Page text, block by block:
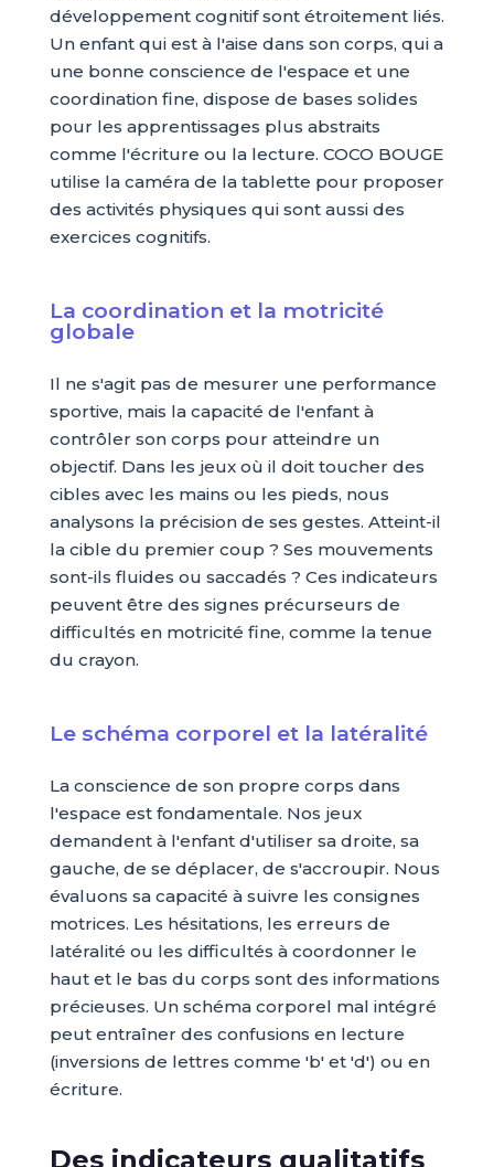
développement cognitif sont étroitement liés.
Un enfant qui est à l'aise dans son corps, qui a
une bonne conscience de l'espace et une
coordination fine, dispose de bases solides
pour les apprentissages plus abstraits
comme l'écriture ou la lecture. COCO BOUGE
utilise la caméra de la tablette pour proposer
des activités physiques qui sont aussi des
exercices cognitifs.
La coordination et la motricité
globale
Il ne s'agit pas de mesurer une performance
sportive, mais la capacité de l'enfant à
contrôler son corps pour atteindre un
objectif. Dans les jeux où il doit toucher des
cibles avec les mains ou les pieds, nous
analysons la précision de ses gestes. Atteint-il
la cible du premier coup ? Ses mouvements
sont-ils fluides ou saccadés ? Ces indicateurs
peuvent être des signes précurseurs de
difficultés en motricité fine, comme la tenue
du crayon.
Le schéma corporel et la latéralité
La conscience de son propre corps dans
l'espace est fondamentale. Nos jeux
demandent à l'enfant d'utiliser sa droite, sa
gauche, de se déplacer, de s'accroupir. Nous
évaluons sa capacité à suivre les consignes
motrices. Les hésitations, les erreurs de
latéralité ou les difficultés à coordonner le
haut et le bas du corps sont des informations
précieuses. Un schéma corporel mal intégré
peut entraîner des confusions en lecture
(inversions de lettres comme 'b' et 'd') ou en
écriture.
Des indicateurs qualitatifs